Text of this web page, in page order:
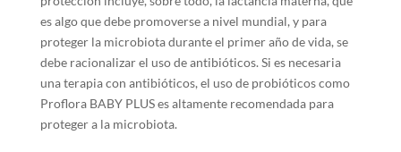
es algo que debe promoverse a nivel mundial, y para
proteger la microbiota durante el primer año de vida, se
debe racionalizar el uso de antibióticos. Si es necesaria
una terapia con antibióticos, el uso de probióticos como
Proflora BABY PLUS es altamente recomendada para
proteger a la microbiota.